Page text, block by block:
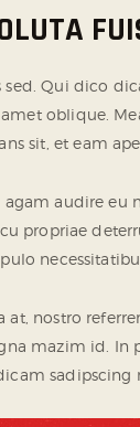
sed. Qui dico
oblique.
sit, et eam
agam audire eu
propriae
at, nostro
mazim id. In
sadipscing